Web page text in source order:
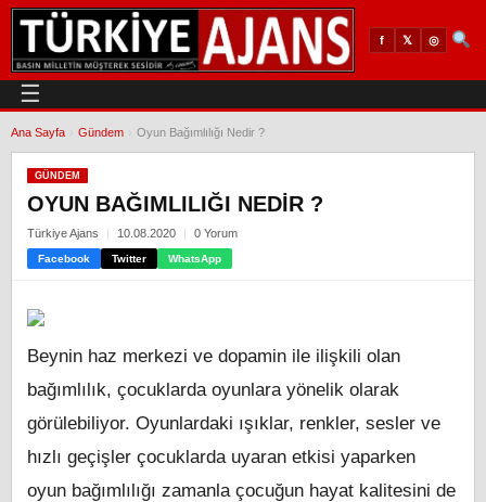
f 𝕏 ◎
☰
Ana Sayfa Gündem Oyun Bağımlılığı Nedir ?
GÜNDEM
OYUN BAĞIMLILIĞI NEDIR ?
Türkiye Ajans 10.08.2020 0 Yorum
Facebook Twitter WhatsApp
Beynin haz merkezi ve dopamin ile ilişkili olan
bağımlılık, çocuklarda oyunlara yönelik olarak
görülebiliyor. Oyunlardaki ışıklar, renkler, sesler ve
hızlı geçişler çocuklarda uyaran etkisi yaparken
oyun bağımlılığı zamanla çocuğun hayat kalitesini de